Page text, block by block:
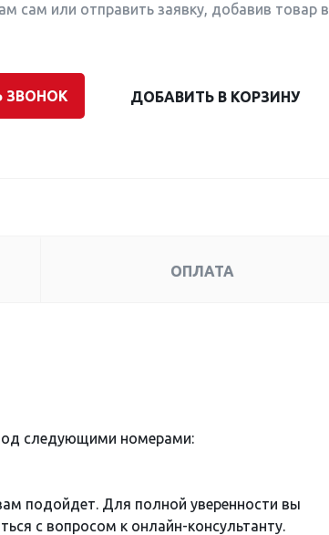
сам или отправить заявку, добавив товар в
ЗВОНОК ДОБАВИТЬ В КОРЗИНУ
ОПЛАТА
следующими номерами:
подойдет. Для полной уверенности вы
с вопросом к онлайн-консультанту.